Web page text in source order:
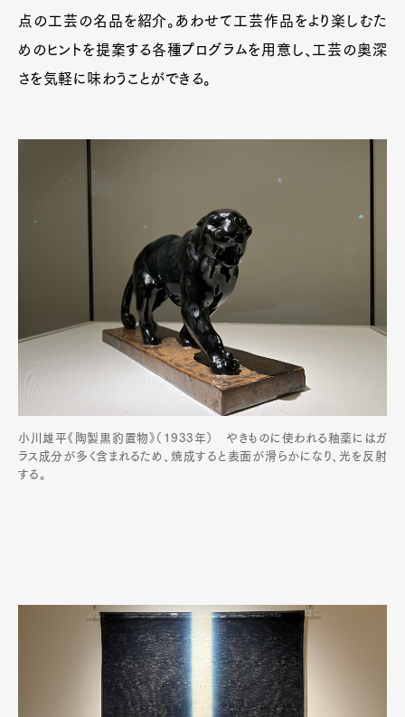
点の工芸の名品を紹介。あわせて工芸作品をより楽しむた
めのヒントを提案する各種プログラムを用意し、工芸の奥深
さを気軽に味わうことができる。
小川雄平《陶製黒豹置物》（1933年） やきものに使われる釉薬にはガ
ラス成分が多く含まれるため、焼成すると表面が滑らかになり、光を反射
する。